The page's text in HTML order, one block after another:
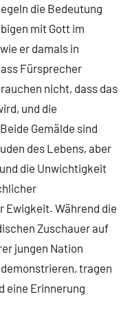
die Bedeutung
mit Gott im
er damals in
Fürsprecher
nicht, dass das
und die
Gemälde sind
des Lebens, aber
die Unwichtigkeit
Ewigkeit. Während die
Zuschauer auf
jungen Nation
tragen
eine Erinnerung